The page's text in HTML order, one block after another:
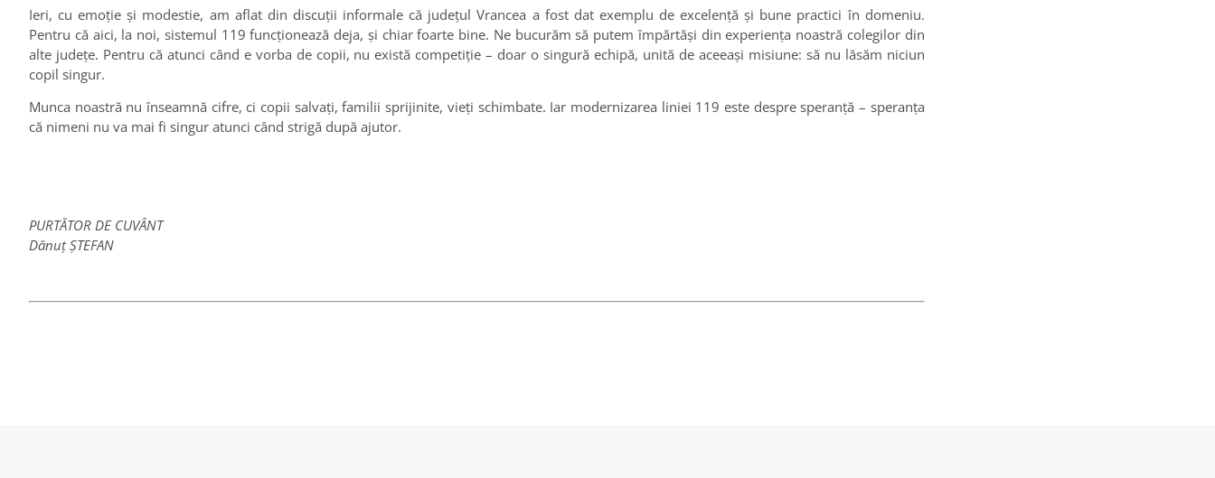
Ieri, cu emoție și modestie, am aflat din discuții informale că județul Vrancea a fost dat exemplu de excelență și bune practici în domeniu.
Pentru că aici, la noi, sistemul 119 funcționează deja, și chiar foarte bine. Ne bucurăm să putem împărtăși din experiența noastră colegilor din
alte județe. Pentru că atunci când e vorba de copii, nu există competiție – doar o singură echipă, unită de aceeași misiune: să nu lăsăm niciun
copil singur.
Munca noastră nu înseamnă cifre, ci copii salvați, familii sprijinite, vieți schimbate. Iar modernizarea liniei 119 este despre speranță – speranța
că nimeni nu va mai fi singur atunci când strigă după ajutor.
PURTĂTOR DE CUVÂNT
Dănuț ȘTEFAN